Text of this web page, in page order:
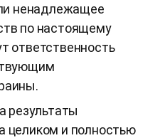
ненадлежащее
по настоящему
ответственность
результаты
целиком и полностью